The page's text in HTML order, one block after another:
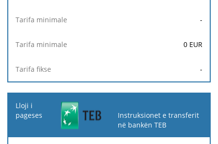
-
0 EUR
-
Instruksionet e transferit
në bankën TEB